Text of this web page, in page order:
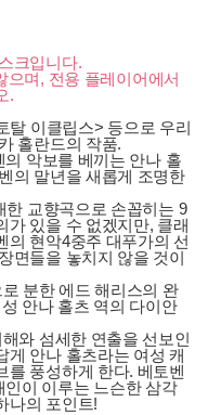
크입니다.
으며, 전용 플레이어에서
.
탈 이클립스> 등으로 우리
홀란드의 작품.
악보를 베끼는 안나 홀
의 말년을 새롭게 조명한
교향곡으로 손꼽히는 9
가 있을 수 없겠지만, 클래
의 현악4중주 대푸가의 선
면들을 놓치지 않을 것이
분한 에드 해리스의 완
안나 홀츠 역의 다이안
와 섬세한 연출을 선보인
게 안나 홀츠라는 여성 캐
를 풍성하게 한다. 베토벤
이 이루는 느슨한 삼각
나의 포인트!